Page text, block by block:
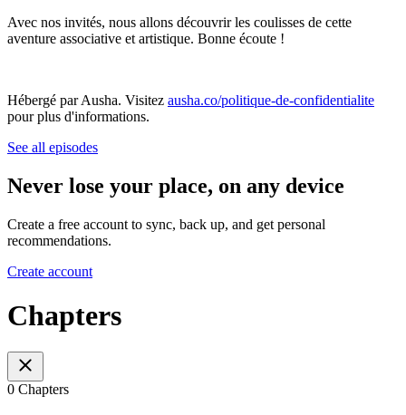
Avec nos invités, nous allons découvrir les coulisses de cette
aventure associative et artistique. Bonne écoute !
Hébergé par Ausha. Visitez ausha.co/politique-de-confidentialite
pour plus d'informations.
See all episodes
Never lose your place, on any device
Create a free account to sync, back up, and get personal
recommendations.
Create account
Chapters
0 Chapters